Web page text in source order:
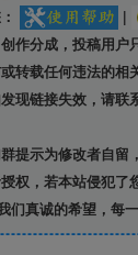
|
作分成，投稿用户
转载任何违法的
现链接失效，请联
提示为修改者自留，
权，若本站侵犯了
们真诚的希望，每